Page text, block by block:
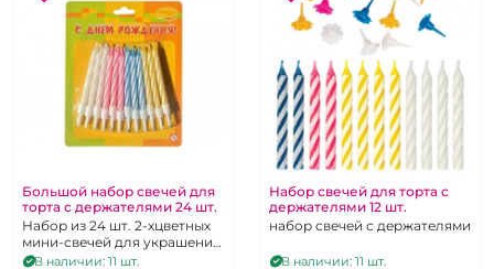
Большой набор свечей для
торта с держателями 24 шт.
Набор из 24 шт. 2-хцветных
мини-свечей для украшения
торта с белыми
В наличии: 11 шт.
Набор свечей для торта с
держателями 12 шт.
набор свечей с держателями
В наличии: 11 шт.